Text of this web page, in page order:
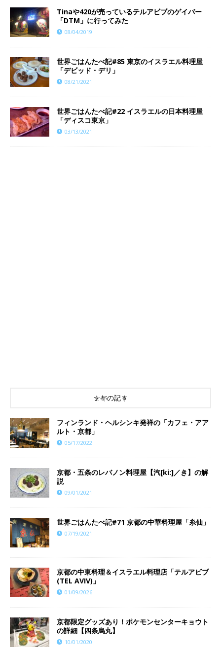
Tinaや420が売っているテルアビブのゲイバー
「DTM」に行ってみた
08/04/2019
世界ごはんたべ記#85 東京のイスラエル料理屋
「デビッド・デリ」
08/21/2021
世界ごはんたべ記#22 イスラエルの日本料理屋
「ディスコ東京」
03/13/2021
京都の記事
フィンランド・ヘルシンキ発祥の「カフェ・アア
ルト・京都」
05/17/2022
京都・五条のレバノン料理屋【汽[ki:]／き】の解
説
09/01/2021
世界ごはんたべ記#71 京都の中華料理屋「糸仙」
07/19/2021
京都の中東料理＆イスラエル料理店「テルアビブ
(TEL AVIV)」
01/09/2026
京都限定グッズあり！ポケモンセンターキョウト
の詳細【四条烏丸】
10/01/2020